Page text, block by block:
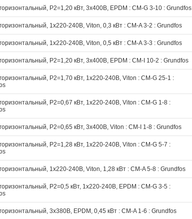
P2=1,20 кВт, 3х400В, EPDM : CM-G 3-10 : Grundfos
1х220-240В, Viton, 0,3 кВт : CM-A 3-2 : Grundfos
1х220-240В, Viton, 0,5 кВт : CM-A 3-3 : Grundfos
P2=1,20 кВт, 3х400В, EPDM : CM-I 10-2 : Grundfos
P2=1,70 кВт, 1х220-240В, Viton : CM-G 25-1 :
P2=0,67 кВт, 1х220-240В, Viton : CM-G 1-8 :
P2=0,65 кВт, 3х400В, Viton : CM-I 1-8 : Grundfos
P2=1,28 кВт, 1х220-240В, Viton : CM-G 5-7 :
1х220-240В, Viton, 1,28 кВт : CM-A 5-8 : Grundfos
P2=0,5 кВт, 1х220-240В, EPDM : CM-G 3-5 :
3х380В, EPDM, 0,45 кВт : CM-A 1-6 : Grundfos